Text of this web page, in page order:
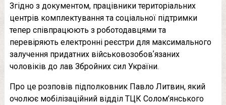
Згідно з документом, працівники територіальних
центрів комплектування та соціальної підтримки
тепер співпрацюють з роботодавцями та
перевіряють електронні реєстри для максимального
залучення придатних військовозобовʼязаних
чоловіків до лав Збройних сил України.
Про це розповів підполковник Павло Литвин, який
очолює мобілізаційний відділ ТЦК Солом’янського